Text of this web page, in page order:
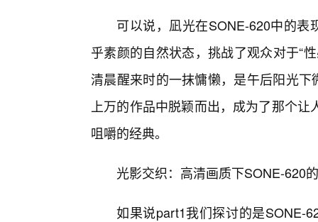
可以说，凪光在SONE-620中的表
乎素颜的自然状态，挑战了观众对于“
清晨醒来时的一抹慵懒，是午后阳光
上万的作品中脱颖而出，成为了那个
咀嚼的经典。
光影交织：高清画质下SONE-620
如果说part1我们探讨的是SONE-